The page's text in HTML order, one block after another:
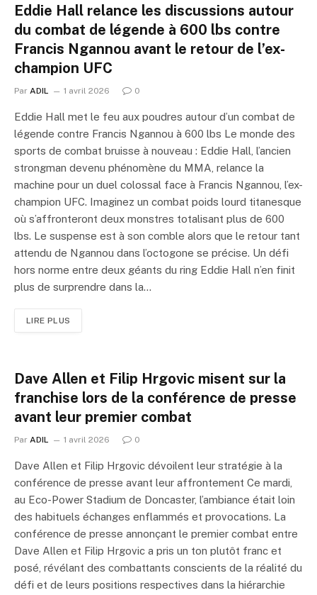
Eddie Hall relance les discussions autour
du combat de légende à 600 lbs contre
Francis Ngannou avant le retour de l’ex-
champion UFC
Par ADIL 1 avril 2026 0
Eddie Hall met le feu aux poudres autour d’un combat de
légende contre Francis Ngannou à 600 lbs Le monde des
sports de combat bruisse à nouveau : Eddie Hall, l’ancien
strongman devenu phénomène du MMA, relance la
machine pour un duel colossal face à Francis Ngannou, l’ex-
champion UFC. Imaginez un combat poids lourd titanesque
où s’affronteront deux monstres totalisant plus de 600
lbs. Le suspense est à son comble alors que le retour tant
attendu de Ngannou dans l’octogone se précise. Un défi
hors norme entre deux géants du ring Eddie Hall n’en finit
plus de surprendre dans la…
LIRE PLUS
Dave Allen et Filip Hrgovic misent sur la
franchise lors de la conférence de presse
avant leur premier combat
Par ADIL 1 avril 2026 0
Dave Allen et Filip Hrgovic dévoilent leur stratégie à la
conférence de presse avant leur affrontement Ce mardi,
au Eco-Power Stadium de Doncaster, l’ambiance était loin
des habituels échanges enflammés et provocations. La
conférence de presse annonçant le premier combat entre
Dave Allen et Filip Hrgovic a pris un ton plutôt franc et
posé, révélant des combattants conscients de la réalité du
défi et de leurs positions respectives dans la hiérarchie